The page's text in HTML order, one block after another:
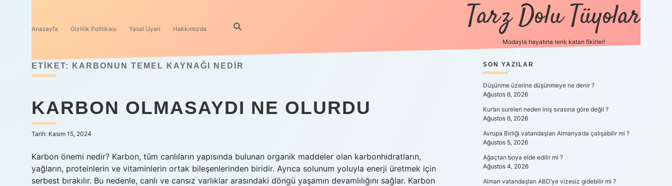
Anasayfa Gizlilik Politikası Yasal Uyarı Hakkımızda Tarz Dolu Tüyolar
Modayla hayatına renk katan fikirler!
ETIKET: KARBONUN TEMEL KAYNAĞI NEDIR
KARBON OLMASAYDI NE OLURDU
Tarih: Kasım 15, 2024
Karbon önemi nedir? Karbon, tüm canlıların yapısında bulunan organik maddeler olan karbonhidratların,
yağların, proteinlerin ve vitaminlerin ortak bileşenlerinden biridir. Ayrıca solunum yoluyla enerji üretmek için
serbest bırakılır. Bu nedenle, canlı ve cansız varlıklar arasındaki döngü yaşamın devamlılığını sağlar. Karbon
SIDEBAR
SON YAZILAR
Düşünme üzerine düşünmeye ne denir ?
Ağustos 6, 2026
Kur’an sureleri neden iniş sırasına göre değil ?
Ağustos 6, 2026
Avrupa Birliği vatandaşları Almanya’da çalışabilir mi ?
Ağustos 5, 2026
Ağaçtan boya elde edilir mi ?
Ağustos 4, 2026
Alman vatandaşları ABD’ye vizesiz gidebilir mi ?